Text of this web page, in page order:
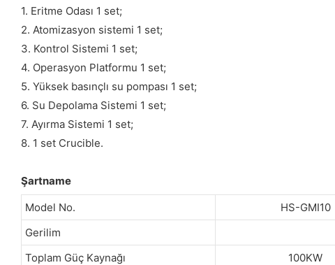
1. Eritme Odası 1 set;
2. Atomizasyon sistemi 1 set;
3. Kontrol Sistemi 1 set;
4. Operasyon Platformu 1 set;
5. Yüksek basınçlı su pompası 1 set;
6. Su Depolama Sistemi 1 set;
7. Ayırma Sistemi 1 set;
8. 1 set Crucible.
Şartname
Model No.
HS-GMI10
Gerilim
Toplam Güç Kaynağı
100KW